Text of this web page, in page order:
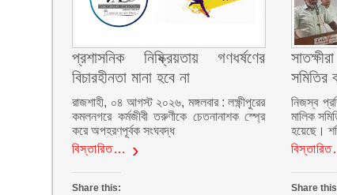
প্রশাসনিক নিষ্ক্রিয়তায় গণধর্ষণের
বিচারহীনতা মানা হবে না
রাজশাহী, ০৪ আগস্ট ২০২৬, মঙ্গলবার : লক্ষ্ণীপুরের
কমলনগরে কর্মজীবী তরুণীকে চেতনানাশক স্প্রে
করে অপহরণপূর্বক সংঘবদ্ধ
বিস্তারিত…
Share this:
সমিতির
নিজস্ব
মালিক
হয়েছে।
Share